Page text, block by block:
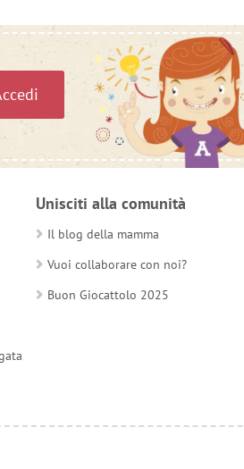
Unisciti alla comunità
Il blog della mamma
Vuoi collaborare con noi?
Buon Giocattolo 2025